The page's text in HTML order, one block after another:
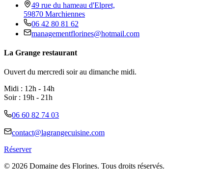
49 rue du hameau d'Elpret,
59870 Marchiennes
06 42 80 81 62
managementflorines@hotmail.com
La Grange restaurant
Ouvert du mercredi soir au dimanche midi.
Midi : 12h - 14h
Soir : 19h - 21h
06 60 82 74 03
contact@lagrangecuisine.com
Réserver
© 2026 Domaine des Florines. Tous droits réservés.